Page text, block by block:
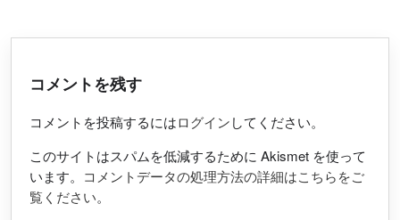
コメントを残す
コメントを投稿するにはログインしてください。
このサイトはスパムを低減するために Akismet を使って
います。 コメントデータの処理方法の詳細はこちらをご
覧ください。